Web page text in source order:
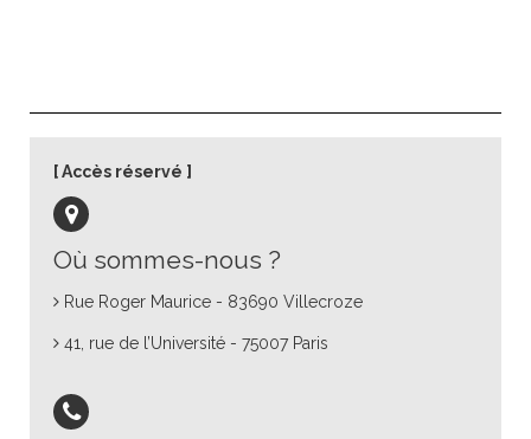
Où sommes-nous ?
Rue Roger Maurice - 83690 Villecroze
41, rue de l’Université - 75007 Paris
Accès réservé